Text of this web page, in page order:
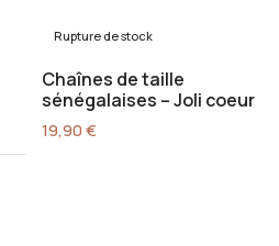
Rupture de stock
Chaînes de taille
sénégalaises – Joli coeur
19,90€